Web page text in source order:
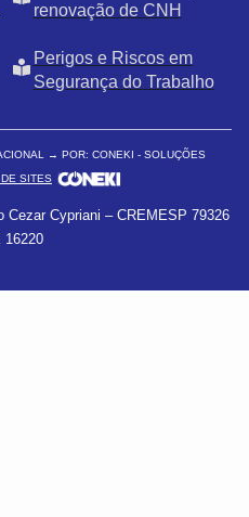
renovação de CNH
Perigos e Riscos em
Segurança do Trabalho
→ POR: CONEKI - SOLUÇÕES
SITES
Cezar Cypriani – CREMESP 79326
16220